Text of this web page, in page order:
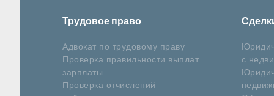
Трудовое право
Адвокат по трудовому праву
Проверка правильности выплат
зарплаты
Проверка отчислений
с